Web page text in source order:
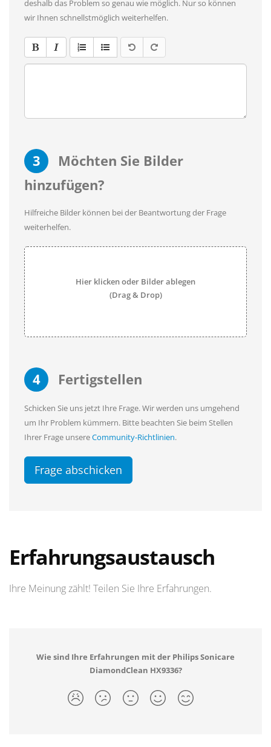
deshalb das Problem so genau wie möglich. Nur so können
wir Ihnen schnellstmöglich weiterhelfen.
3
Möchten Sie Bilder
hinzufügen?
Hilfreiche Bilder können bei der Beantwortung der Frage
weiterhelfen.
Hier klicken oder Bilder ablegen
(Drag & Drop)
4 Fertigstellen
Schicken Sie uns jetzt Ihre Frage. Wir werden uns umgehend
um Ihr Problem kümmern. Bitte beachten Sie beim Stellen
Ihrer Frage unsereCommunity-Richtlinien.
Frage abschicken
Erfahrungsaustausch
Ihre Meinung zählt! Teilen Sie Ihre Erfahrungen.
Wie sind Ihre Erfahrungen mit der Philips Sonicare
DiamondClean HX9336?